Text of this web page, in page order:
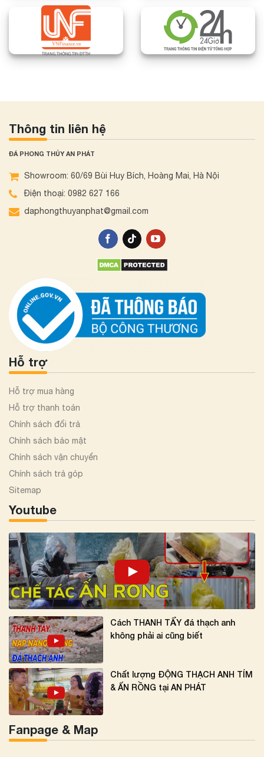
Thông tin liên hệ
ĐÁ PHONG THỦY AN PHÁT
Showroom: 60/69 Bùi Huy Bích, Hoàng Mai, Hà Nội
Điện thoại: 0982 627 166
daphongthuyanphat@gmail.com
Hỗ trợ
Hỗ trợ mua hàng
Hỗ trợ thanh toán
Chính sách đổi trả
Chính sách bảo mật
Chính sách vận chuyển
Chính sách trả góp
Sitemap
Youtube
Cách THANH TẨY đá thạch anh
không phải ai cũng biết
Chất lượng ĐỘNG THẠCH ANH TÍM
& ẤN RỒNG tại AN PHÁT
Fanpage & Map